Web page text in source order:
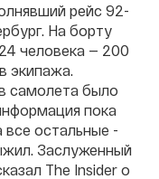
рейс 92-
На борту
человека — 200
экипажа.
самолета было
пока
остальные -
Заслуженный
The Insider о